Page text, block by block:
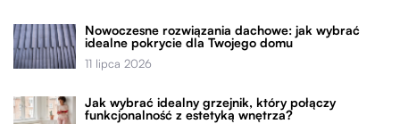
Nowoczesne rozwiązania dachowe: jak wybrać
idealne pokrycie dla Twojego domu
11 lipca 2026
Jak wybrać idealny grzejnik, który połączy
funkcjonalność z estetyką wnętrza?